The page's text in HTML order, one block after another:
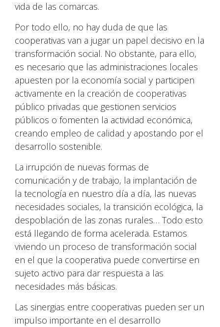
vida de las comarcas.
Por todo ello, no hay duda de que las
cooperativas van a jugar un papel decisivo en la
transformación social. No obstante, para ello,
es necesario que las administraciones locales
apuesten por la economía social y participen
activamente en la creación de cooperativas
público privadas que gestionen servicios
públicos o fomenten la actividad económica,
creando empleo de calidad y apostando por el
desarrollo sostenible.
La irrupción de nuevas formas de
comunicación y de trabajo, la implantación de
la tecnología en nuestro día a día, las nuevas
necesidades sociales, la transición ecológica, la
despoblación de las zonas rurales… Todo esto
está llegando de forma acelerada. Estamos
viviendo un proceso de transformación social
en el que la cooperativa puede convertirse en
sujeto activo para dar respuesta a las
necesidades más básicas.
Las sinergias entre cooperativas pueden ser un
impulso importante en el desarrollo